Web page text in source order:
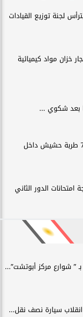
لجنة توزيع القيادات
خزان مواد كيميائية
بعد شكوي ...
ضبط عاطل بحوزته 75 طربة حشيش داخل
الدور الثاني
” شوارع مركز أبوتشت”...